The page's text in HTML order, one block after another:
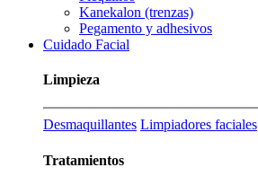
Kanekalon (trenzas)
Pegamento y adhesivos
Cuidado Facial
Limpieza
Desmaquillantes Limpiadores faciales
Tratamientos